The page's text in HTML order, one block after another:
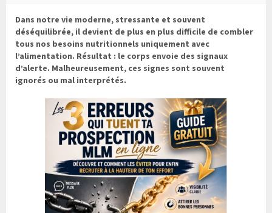
Dans notre vie moderne, stressante et souvent
déséquilibrée, il devient de plus en plus difficile de combler
tous nos besoins nutritionnels uniquement avec
l’alimentation. Résultat : le corps envoie des signaux
d’alerte. Malheureusement, ces signes sont souvent
ignorés ou mal interprétés.